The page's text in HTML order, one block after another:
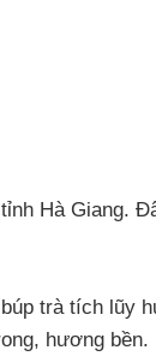
Hà Giang.
trà tích lũy
hương bền.